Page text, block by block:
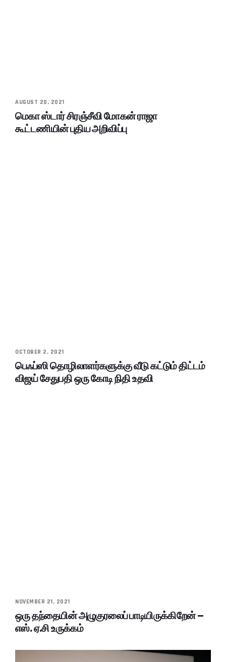
AUGUST 20, 2021
மெகா ஸ்டார் சிரஞ்சீவி மோகன் ராஜா
கூட்டணியின் புதிய அறிவிப்பு
OCTOBER 2, 2021
பெஃப்ஸி தொழிலாளர்களுக்கு வீடு கட்டும் திட்டம்
விஜய் சேதுபதி ஒரு கோடி நிதி உதவி
NOVEMBER 21, 2021
ஒரு தந்தையின் அழுகுரலைப் பாடியிருக்கிறேன் –
எஸ். ஏ.சி உருக்கம்